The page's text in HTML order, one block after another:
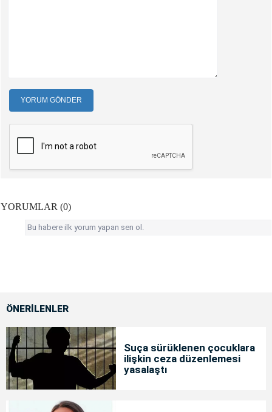
YORUM GÖNDER
YORUMLAR (0)
Bu habere ilk yorum yapan sen ol.
ÖNERİLENLER
Suça sürüklenen çocuklara
ilişkin ceza düzenlemesi
yasalaştı